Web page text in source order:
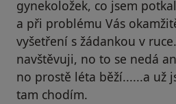
gynekoložek, co jsem
a při problému Vás
vyšetření s žádankou v
navštěvuji, no to se nedá
no prostě léta běží......a už
tam chodím.